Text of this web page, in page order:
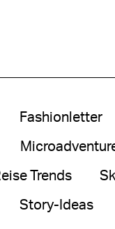
Fashionletter
Trends
Story-Ideas